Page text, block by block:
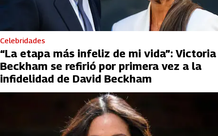
Celebridades
“La etapa más infeliz de mi vida”: Victoria
Beckham se refirió por primera vez a la
infidelidad de David Beckham